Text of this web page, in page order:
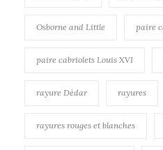
Osborne and Little paire
paire cabriolets Louis XVI
rayure Dédar rayures
rayures rouges et blanches